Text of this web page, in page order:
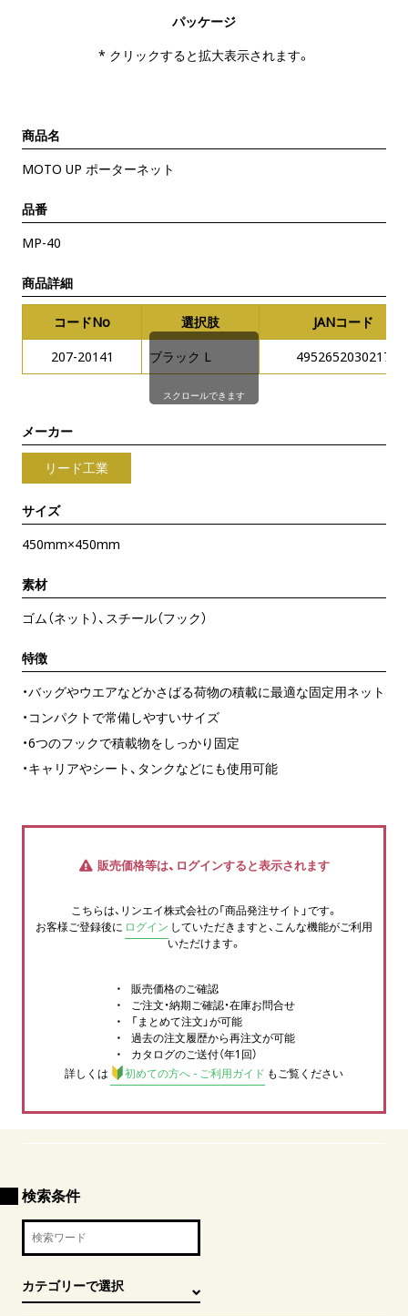
パッケージ
* クリックすると拡大表示されます。
商品名
MOTO UP ポーターネット
品番
MP-40
商品詳細
コードNo 選択肢
JANコード
207-20141
ブラック L 4952652030217
スクロールできます
メーカー
リード工業
サイズ
450mm×450mm
素材
ゴム（ネット）、スチール（フック）
特徴
・バッグやウエアなどかさばる荷物の積載に最適な固定用ネット
・コンパクトで常備しやすいサイズ
・6つのフックで積載物をしっかり固定
・キャリアやシート、タンクなどにも使用可能
販売価格等は、ログインすると表示されます
こちらは、リンエイ株式会社の「商品発注サイト」です。
お客様ご登録後に ログイン していただきますと、こんな機能がご利用
いただけます。
販売価格のご確認
ご注文・納期ご確認・在庫お問合せ
「まとめて注文」が可能
過去の注文履歴から再注文が可能
カタログのご送付（年1回）
詳しくは
初めての方へ - ご利用ガイド もご覧ください
検索条件